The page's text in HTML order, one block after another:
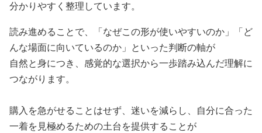
分かりやすく整理しています。
読み進めることで、「なぜこの形が使いやすいのか」「ど
んな場面に向いているのか」といった判断の軸が
自然と身につき、感覚的な選択から一歩踏み込んだ理解に
つながります。
購入を急がせることはせず、迷いを減らし、自分に合った
一着を見極めるための土台を提供することが